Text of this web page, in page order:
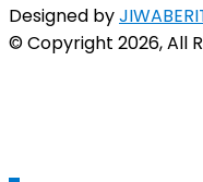
Designed by
© Copyright 2026, All